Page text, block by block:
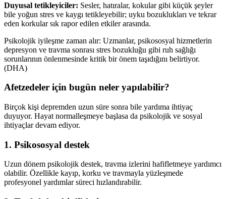
Duyusal tetikleyiciler: Sesler, hatıralar, kokular gibi küçük şeyler
bile yoğun stres ve kaygı tetikleyebilir; uyku bozuklukları ve tekrar
eden korkular sık rapor edilen etkiler arasında.
Psikolojik iyileşme zaman alır: Uzmanlar, psikososyal hizmetlerin
depresyon ve travma sonrası stres bozukluğu gibi ruh sağlığı
sorunlarının önlenmesinde kritik bir önem taşıdığını belirtiyor.
(DHA)
Afetzedeler için bugün neler yapılabilir?
Birçok kişi depremden uzun süre sonra bile yardıma ihtiyaç
duyuyor. Hayat normalleşmeye başlasa da psikolojik ve sosyal
ihtiyaçlar devam ediyor.
1. Psikososyal destek
Uzun dönem psikolojik destek, travma izlerini hafifletmeye yardımcı
olabilir. Özellikle kayıp, korku ve travmayla yüzleşmede
profesyonel yardımlar süreci hızlandırabilir.